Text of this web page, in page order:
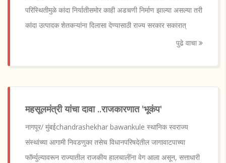
परिस्थितीमुळे कांदा निर्यातीसमोर काही अडचणी निर्माण झाल्या असल्या तरी
कांदा उत्पादक शेतकऱ्यांना दिलासा देण्यासाठी राज्य सरकार सकारात्
पुढे वाचा
महसूलमंत्री यांचा दावा ..राजकारणात 'भूकंप'
नागपूर/ मुंबईchandrashekhar bawankule स्थानिक स्वराज्य
संस्थांच्या आगामी निवडणुका तसेच विधानपरिषदेतील जागावाटपाच्या
फॉर्म्युल्यावरून राज्यातील राजकीय हालचालींना वेग आला असून, सत्ताधारी